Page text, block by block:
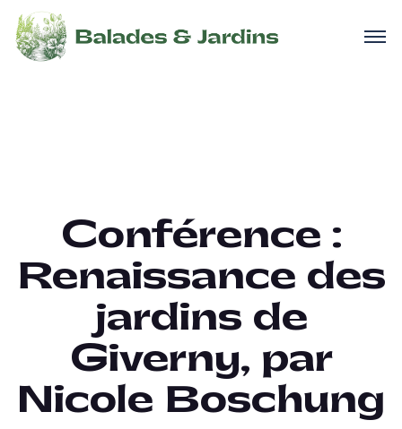
Conférence :
Renaissance des
jardins de
Giverny, par
Nicole Boschung